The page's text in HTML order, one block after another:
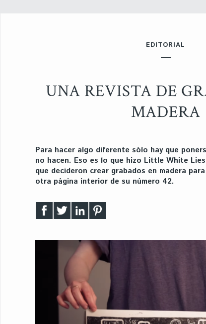
EDITORIAL
UNA REVISTA DE
MADERA
Para hacer algo diferente sólo hay que
no hacen. Eso es lo que hizo Little White
que decideron crear grabados en madera
otra página interior de su número 42.